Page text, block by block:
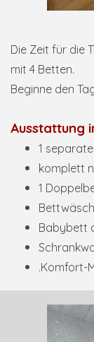
Die Zeit für die
mit 4 Betten.
Beginne den
Ausstattung
1
komplett
1
Babybett
.Komfort-